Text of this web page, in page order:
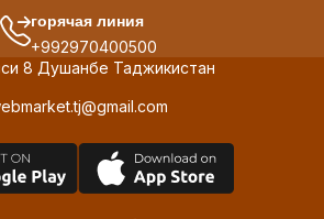
горячая линия
+992970400500
8 Душанбе Таджикистан